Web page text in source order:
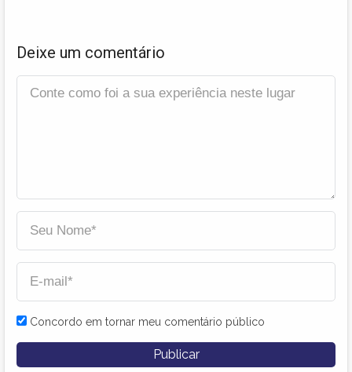
Deixe um comentário
Concordo em tornar meu comentário público